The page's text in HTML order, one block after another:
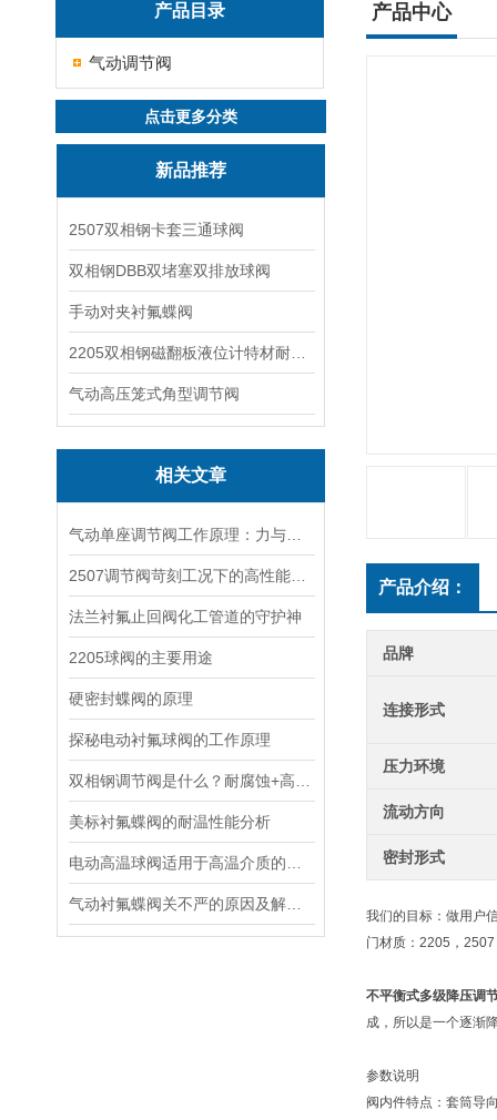
产品目录
气动调节阀
点击更多分类
新品推荐
2507双相钢卡套三通球阀
双相钢DBB双堵塞双排放球阀
手动对夹衬氟蝶阀
气动高压笼式角型调节阀
相关文章
法兰衬氟止回阀化工管道的守护神
2205球阀的主要用途
硬密封蝶阀的原理
探秘电动衬氟球阀的工作原理
美标衬氟蝶阀的耐温性能分析
产品中心
产品介绍：
品牌
连接形式
压力环境
流动方向
密封形式
我们的目标：做用户
门材质：2205，
不平衡式多级降压调
成，所以是一个逐渐
参数说明
阀内件特点：套筒导